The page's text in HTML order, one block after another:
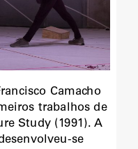
Camacho
trabalhos de
Study (1991). A
se